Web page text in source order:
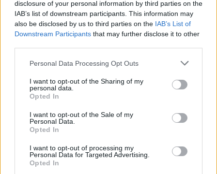
disclosure of your personal information by third parties on the
IAB’s list of downstream participants. This information may
also be disclosed by us to third parties on the IAB’s List of
Downstream Participants that may further disclose it to other
Please note that this website/app uses one or more Google
not limited to your visit or usage behaviour. You may click to
grant or deny consent to Google and its third-party tags to
use your data for below specified purposes in below Google
consent section.
Personal Data Processing Opt Outs
I want to opt-out of the Sharing of my
personal data.
Opted In
I want to opt-out of the Sale of my
Personal Data.
Opted In
I want to opt-out of processing my
Personal Data for Targeted Advertising.
Opted In
Feliratkozom a hírlevélre és elfogadom azadatvédelmi
szabályzatot!
LEGFRISSEBB
Megérkezett az eső a Duna vízgyűjtőjére
Megérkezett a rég várt eső a Duna vízgyűjtőjére, a folyó
centiméteres vízszintváltozások jellemzőek.